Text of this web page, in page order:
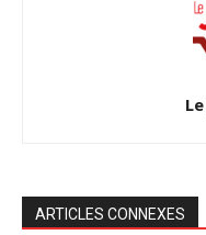
ARTICLES CONNEXES